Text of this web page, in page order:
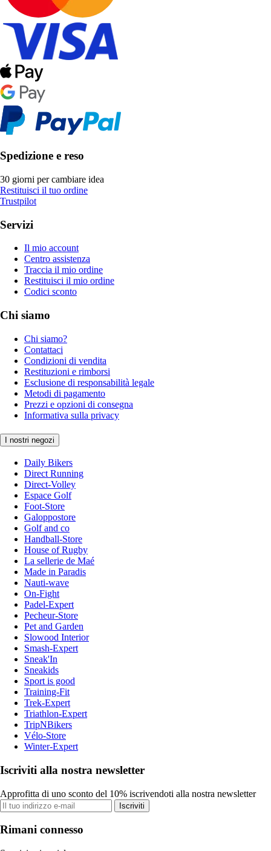
Spedizione e reso
30 giorni per cambiare idea
Restituisci il tuo ordine
Trustpilot
Servizi
Il mio account
Centro assistenza
Traccia il mio ordine
Restituisci il mio ordine
Codici sconto
Chi siamo
Chi siamo?
Contattaci
Condizioni di vendita
Restituzioni e rimborsi
Esclusione di responsabilità legale
Metodi di pagamento
Prezzi e opzioni di consegna
Informativa sulla privacy
I nostri negozi
Daily Bikers
Direct Running
Direct-Volley
Espace Golf
Foot-Store
Galoppostore
Golf and co
Handball-Store
House of Rugby
La sellerie de Maé
Made in Paradis
Nauti-wave
On-Fight
Padel-Expert
Pecheur-Store
Pet and Garden
Slowood Interior
Smash-Expert
Sneak'In
Sneakids
Sport is good
Training-Fit
Trek-Expert
Triathlon-Expert
TripNBikers
Vélo-Store
Winter-Expert
Iscriviti alla nostra newsletter
Approfitta di uno sconto del 10% iscrivendoti alla nostra newsletter
Iscriviti
Rimani connesso